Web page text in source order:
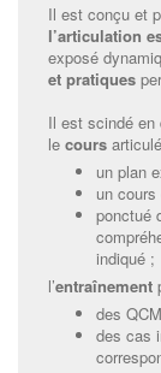
Il est conçu et
l’articulation
exposé
et pratiques
Il est scindé en
le cours
un plan
un
ponctué
indiqué ;
l’entraînement
des
des cas